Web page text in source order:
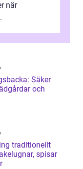
när
Säker
och
spisar